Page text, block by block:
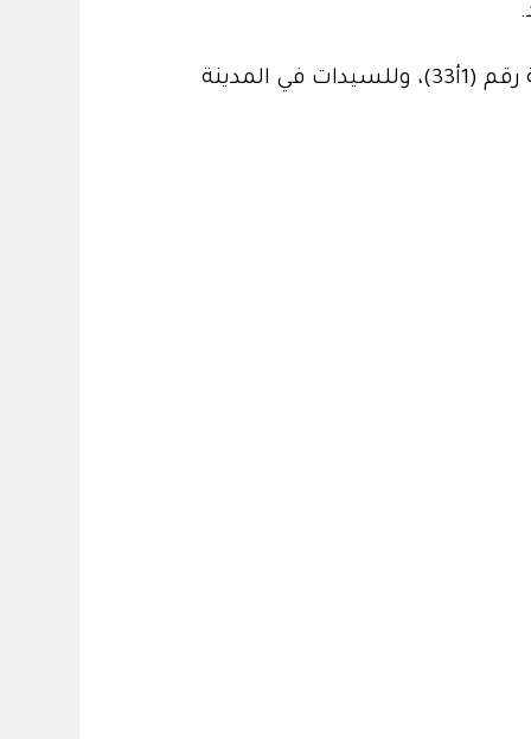
وذلك يوم الاثنين الموافق 22/4/1437هـ. في تمام الساعة الثانية عشر والنصف في كلية التربية قاعة رقم (1أ33)، وللسيدات في المدينة